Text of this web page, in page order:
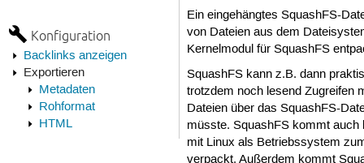
Konfiguration
Backlinks anzeigen
Exportieren
Metadaten
Rohformat
HTML
Ein eingehängtes SquashFS-
von Dateien aus dem
Kernelmodul für SquashFS
SquashFS kann z.B. dann
trotzdem noch lesend Zugreifen
Dateien über das SquashFS-
müsste. SquashFS kommt
mit Linux als Betriebssystem
verpackt. Außerdem kommt